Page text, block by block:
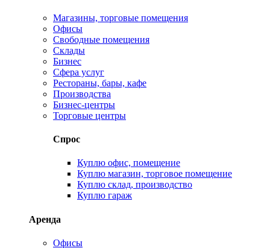
Магазины, торговые помещения
Офисы
Свободные помещения
Склады
Бизнес
Сфера услуг
Рестораны, бары, кафе
Производства
Бизнес-центры
Торговые центры
Спрос
Куплю офис, помещение
Куплю магазин, торговое помещение
Куплю склад, производство
Куплю гараж
Аренда
Офисы